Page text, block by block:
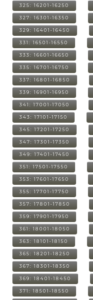
325: 16201-16250
327: 16301-16350
329: 16401-16450
331: 16501-16550
333: 16601-16650
335: 16701-16750
337: 16801-16850
339: 16901-16950
341: 17001-17050
343: 17101-17150
345: 17201-17250
347: 17301-17350
349: 17401-17450
351: 17501-17550
353: 17601-17650
355: 17701-17750
357: 17801-17850
359: 17901-17950
361: 18001-18050
363: 18101-18150
365: 18201-18250
367: 18301-18350
369: 18401-18450
371: 18501-18550